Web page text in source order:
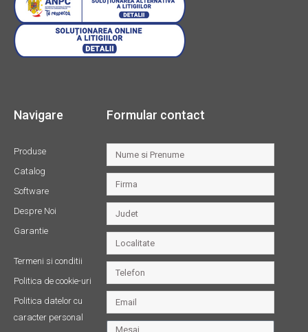
Navigare
Produse
Catalog
Software
Despre Noi
Garantie
Termeni si conditii
Politica de cookie-uri
Politica datelor cu
caracter personal
Formular contact